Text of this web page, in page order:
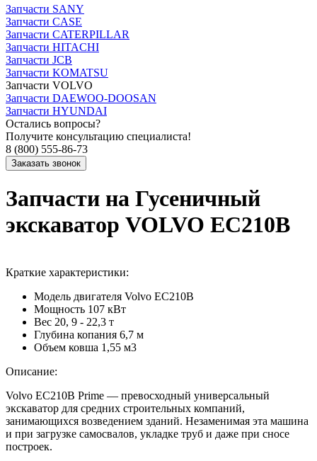
Запчасти SANY
Запчасти CASE
Запчасти CATERPILLAR
Запчасти HITACHI
Запчасти JCB
Запчасти KOMATSU
Запчасти VOLVO
Запчасти DAEWOO-DOOSAN
Запчасти HYUNDAI
Остались вопросы?
Получите консультацию специалиста!
8 (800) 555-86-73
Запчасти на Гусеничный
экскаватор VOLVO EC210B
Краткие характеристики:
Модель двигателя Volvo EC210B
Мощность 107 кВт
Вес 20, 9 - 22,3 т
Глубина копания 6,7 м
Объем ковша 1,55 м3
Описание:
Volvo EC210B Prime — превосходный универсальный
экскаватор для средних строительных компаний,
занимающихся возведением зданий. Незаменимая эта машина
и при загрузке самосвалов, укладке труб и даже при сносе
построек.